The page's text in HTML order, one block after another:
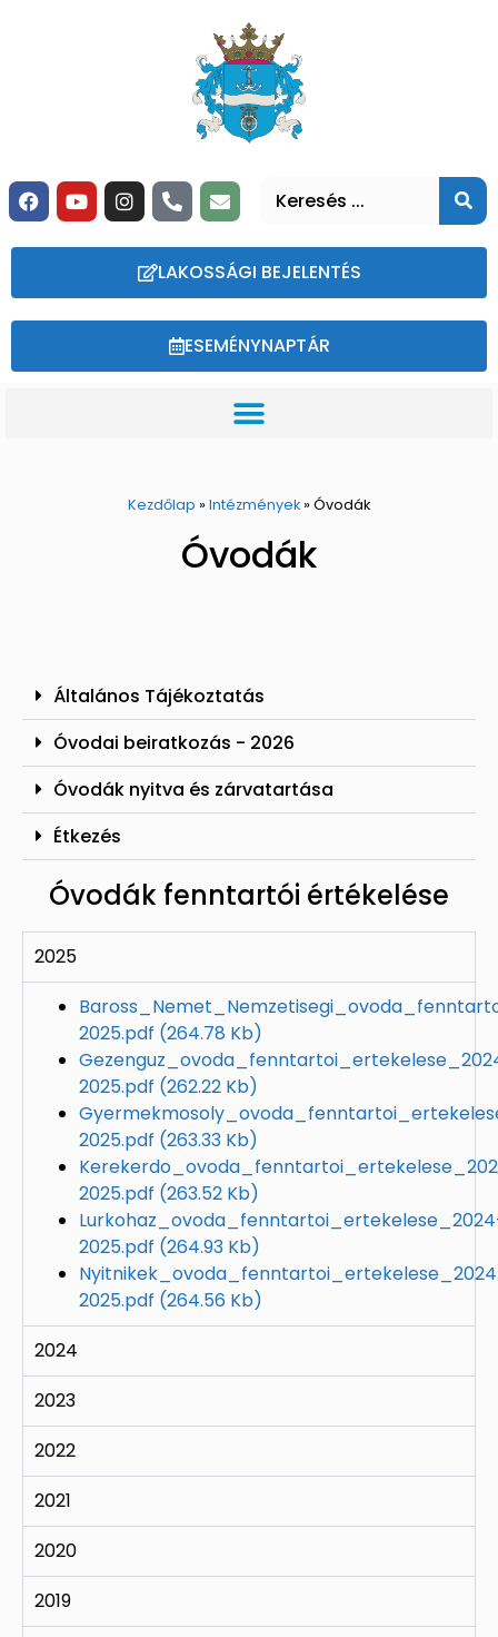
LAKOSSÁGI BEJELENTÉS
ESEMÉNYNAPTÁR
Kezdőlap » Intézmények» Óvodák
Óvodák
Általános Tájékoztatás
Óvodai beiratkozás - 2026
Óvodák nyitva és zárvatartása
Étkezés
Óvodák fenntartói értékelése
2025
2025.pdf (264.78 Kb)
2025.pdf (262.22 Kb)
2025.pdf (263.33 Kb)
2025.pdf (263.52 Kb)
2025.pdf (264.93 Kb)
2025.pdf (264.56 Kb)
2024
2023
2022
2021
2020
2019